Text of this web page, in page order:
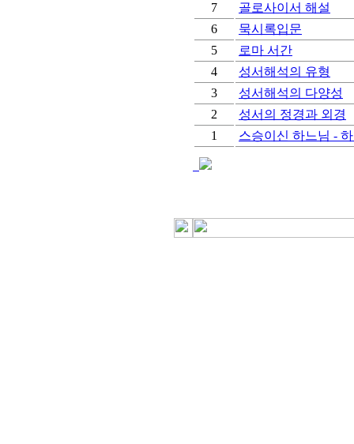
7
골로사이서 해설
6
묵시록입문
5
로마 서간
4
성서해석의 유형
3
성서해석의 다양성
2
성서의 정경과 외경
1
스승이신 하느님 -